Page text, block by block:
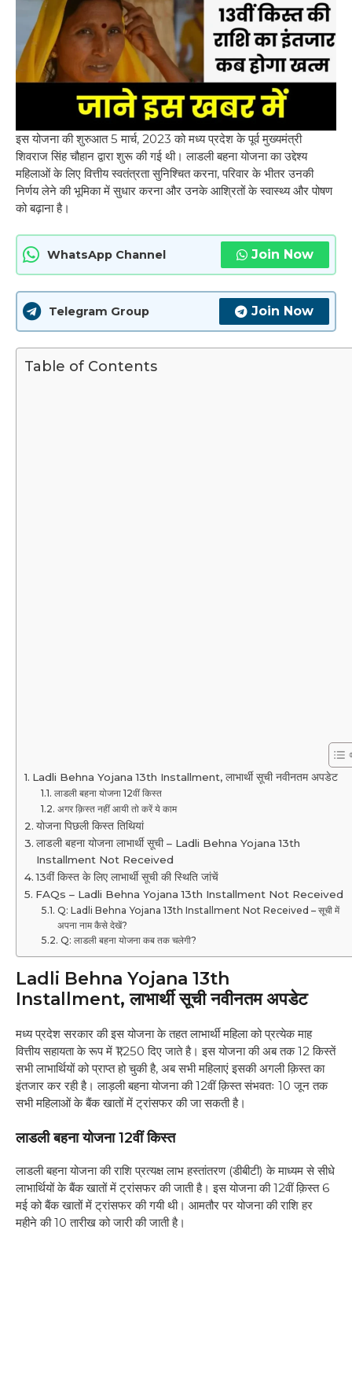
इस योजना की शुरुआत 5 मार्च, 2023 को मध्य प्रदेश के पूर्व मुख्यमंत्री
शिवराज सिंह चौहान द्वारा शुरू की गई थी। लाडली बहना योजना का उद्देश्य
महिलाओं के लिए वित्तीय स्वतंत्रता सुनिश्चित करना, परिवार के भीतर उनकी
निर्णय लेने की भूमिका में सुधार करना और उनके आश्रितों के स्वास्थ्य और पोषण
को बढ़ाना है।
WhatsApp Channel Join Now
Telegram Group Join Now
Table of Contents
Ladli Behna Yojana 13th Installment, लाभार्थी सूची नवीनतम अपडेट
लाडली बहना योजना 12वीं किस्त
अगर क़िस्त नहीं आयी तो करें ये काम
योजना पिछली किस्त तिथियां
लाडली बहना योजना लाभार्थी सूची – Ladli Behna Yojana 13th
Installment Not Received
13वीं किस्त के लिए लाभार्थी सूची की स्थिति जांचें
FAQs – Ladli Behna Yojana 13th Installment Not Received
Q: Ladli Behna Yojana 13th Installment Not Received – सूची में
अपना नाम कैसे देखें?
Q: लाडली बहना योजना कब तक चलेगी?
Ladli Behna Yojana 13th
Installment, लाभार्थी सूची नवीनतम अपडेट
मध्य प्रदेश सरकार की इस योजना के तहत लाभार्थी महिला को प्रत्येक माह
वित्तीय सहायता के रूप में ₹1,250 दिए जाते है। इस योजना की अब तक 12 किस्तें
सभी लाभार्थियों को प्राप्त हो चुकी है, अब सभी महिलाएं इसकी अगली क़िस्त का
इंतजार कर रही है। लाड़ली बहना योजना की 12वीं क़िस्त संभवतः 10 जून तक
सभी महिलाओं के बैंक खातों में ट्रांसफर की जा सकती है।
लाडली बहना योजना 12वीं किस्त
लाडली बहना योजना की राशि प्रत्यक्ष लाभ हस्तांतरण (डीबीटी) के माध्यम से सीधे
लाभार्थियों के बैंक खातों में ट्रांसफर की जाती है। इस योजना की 12वीं क़िस्त 6
मई को बैंक खातों में ट्रांसफर की गयी थी। आमतौर पर योजना की राशि हर
महीने की 10 तारीख को जारी की जाती है।